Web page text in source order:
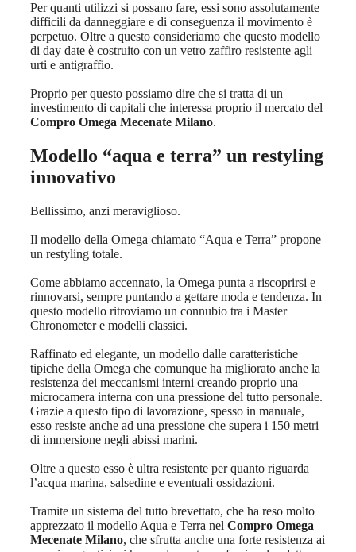
Per quanti utilizzi si possano fare, essi sono assolutamente
difficili da danneggiare e di conseguenza il movimento è
perpetuo. Oltre a questo consideriamo che questo modello
di day date è costruito con un vetro zaffiro resistente agli
urti e antigraffio.
Proprio per questo possiamo dire che si tratta di un
investimento di capitali che interessa proprio il mercato del
Compro Omega Mecenate Milano.
Modello “aqua e terra” un restyling
innovativo
Bellissimo, anzi meraviglioso.
Il modello della Omega chiamato “Aqua e Terra” propone
un restyling totale.
Come abbiamo accennato, la Omega punta a riscoprirsi e
rinnovarsi, sempre puntando a gettare moda e tendenza. In
questo modello ritroviamo un connubio tra i Master
Chronometer e modelli classici.
Raffinato ed elegante, un modello dalle caratteristiche
tipiche della Omega che comunque ha migliorato anche la
resistenza dei meccanismi interni creando proprio una
microcamera interna con una pressione del tutto personale.
Grazie a questo tipo di lavorazione, spesso in manuale,
esso resiste anche ad una pressione che supera i 150 metri
di immersione negli abissi marini.
Oltre a questo esso è ultra resistente per quanto riguarda
l’acqua marina, salsedine e eventuali ossidazioni.
Tramite un sistema del tutto brevettato, che ha reso molto
apprezzato il modello Aqua e Terra nel Compro Omega
Mecenate Milano, che sfrutta anche una forte resistenza ai